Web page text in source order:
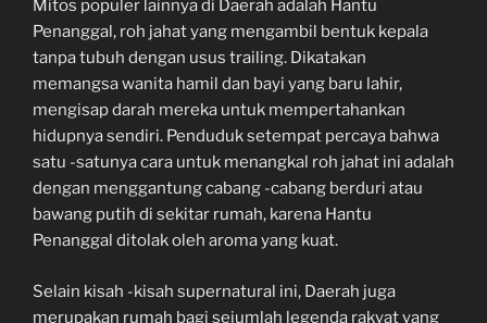
Mitos populer lainnya di Daerah adalah Hantu
Penanggal, roh jahat yang mengambil bentuk kepala
tanpa tubuh dengan usus trailing. Dikatakan
memangsa wanita hamil dan bayi yang baru lahir,
mengisap darah mereka untuk mempertahankan
hidupnya sendiri. Penduduk setempat percaya bahwa
satu -satunya cara untuk menangkal roh jahat ini adalah
dengan menggantung cabang -cabang berduri atau
bawang putih di sekitar rumah, karena Hantu
Penanggal ditolak oleh aroma yang kuat.
Selain kisah -kisah supernatural ini, Daerah juga
merupakan rumah bagi sejumlah legenda rakyat yang